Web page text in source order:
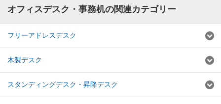
オフィスデスク・事務机の関連カテゴリー
フリーアドレスデスク
木製デスク
スタンディングデスク・昇降デスク